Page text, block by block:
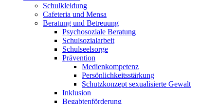
Schulkleidung
Cafeteria und Mensa
Beratung und Betreuung
Psychosoziale Beratung
Schulsozialarbeit
Schulseelsorge
Prävention
Medienkompetenz
Persönlichkeitsstärkung
Schutzkonzept sexualisierte Gewalt
Inklusion
Begabtenförderung